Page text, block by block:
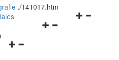
und
schließen
./141017.htm
Navigationsmenü
Navigationsmenü